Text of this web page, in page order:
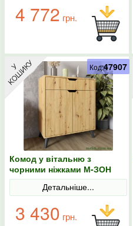
4 772 грн.
Комод у вітальню з
чорними ніжками М-ЗОН
Борн 750 Дуб Артизан
Детальніше...
3 430 грн.
Код:47907